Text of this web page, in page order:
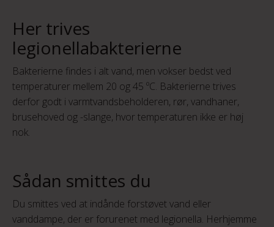
Her trives
legionellabakterierne
Bakterierne findes i alt vand, men vokser bedst ved
temperaturer mellem 20 og 45 ºC. Bakterierne trives
derfor godt i varmtvandsbeholderen, rør, vandhaner,
brusehoved og -slange, hvor temperaturen ikke er høj
nok.
Sådan smittes du
Du smittes ved at indånde forstøvet vand eller
vanddampe, der er forurenet med legionella. Herhjemme